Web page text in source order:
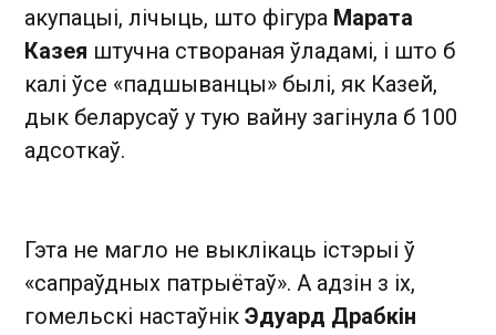
акупацыі, лічыць, што фігура Марата
Казея штучна створаная ўладамі, і што б
калі ўсе «падшыванцы» былі, як Казей,
дык беларусаў у тую вайну загінула б 100
адсоткаў.
Гэта не магло не выклікаць істэрыі ў
«сапраўдных патрыётаў». А адзін з іх,
гомельскі настаўнік Эдуард Драбкін